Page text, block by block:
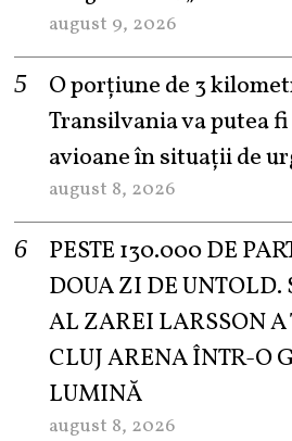
august 9, 2026
O porțiune de 3
Transilvania va putea
avioane în situații de
august 8, 2026
PESTE 130.000 DE
DOUA ZI DE
AL ZAREI LARSSON
CLUJ ARENA ÎNTR-O
LUMINĂ
august 8, 2026